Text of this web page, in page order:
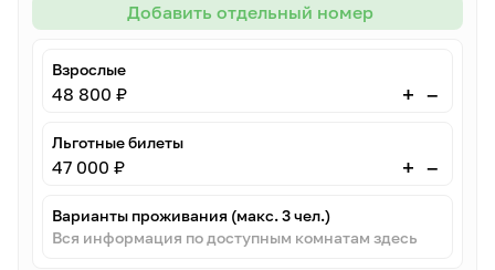
Добавить отдельный номер
Взрослые
48 800 ₽ + –
Льготные билеты
47 000 ₽ + –
Варианты проживания (макс. 3 чел.)
Вся информация по доступным комнатам здесь